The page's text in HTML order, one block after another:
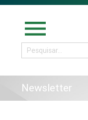
menu
Newsletter